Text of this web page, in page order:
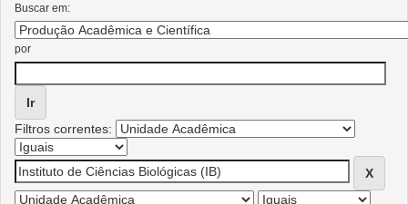
Buscar em:
por
Filtros correntes: